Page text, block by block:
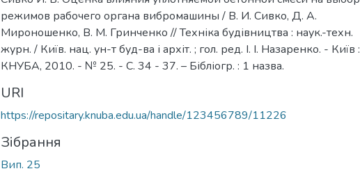
режимов рабочего органа вибромашины / В. И. Сивко, Д. А.
Мироношенко, В. М. Гринченко // Техніка будівництва : наук.-техн.
журн. / Київ. нац. ун-т буд-ва і архіт. ; гол. ред. І. І. Назаренко. - Київ :
КНУБА, 2010. - № 25. - С. 34 - 37. – Бібліогр. : 1 назва.
URI
https://repositary.knuba.edu.ua/handle/123456789/11226
Зібрання
Вип. 25